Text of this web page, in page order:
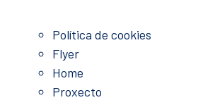
Política de cookies
Flyer
Home
Proxecto